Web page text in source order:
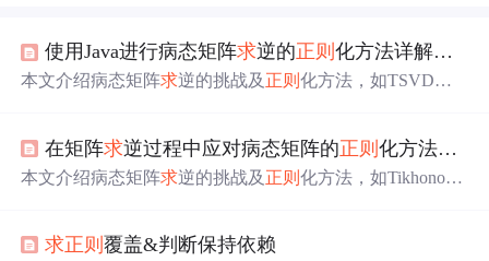
使用Java进行病态矩阵求逆的正则化方法详解及实现
本文介绍病态矩阵求逆的挑战及 正则化方法，如TSVD、Ti
在矩阵求逆过程中应对病态矩阵的正则化方法详解及MATLAB实现
本文介绍病态矩阵求逆的挑战及 正则化方法，如Tikhonov
求正则覆盖&判断保持依赖